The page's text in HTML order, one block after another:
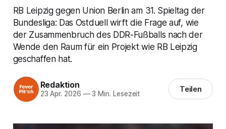
RB Leipzig gegen Union Berlin am 31. Spieltag der
Bundesliga: Das Ostduell wirft die Frage auf, wie
der Zusammenbruch des DDR-Fußballs nach der
Wende den Raum für ein Projekt wie RB Leipzig
geschaffen hat.
Redaktion
23 Apr. 2026 —3 Min. Lesezeit Teilen